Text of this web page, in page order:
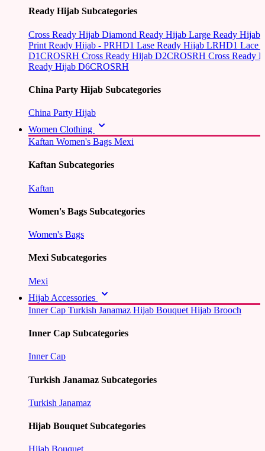
Ready Hijab Subcategories
Cross Ready Hijab Diamond Ready Hijab Large Ready Hijab
Print Ready Hijab - PRHD1 Lase Ready Hijab LRHD1 Lace
D1CROSRH Cross Ready Hijab D2CROSRH Cross Ready
Ready Hijab D6CROSRH
China Party Hijab Subcategories
China Party Hijab
Women Clothing
Kaftan Women's Bags Mexi
Kaftan Subcategories
Kaftan
Women's Bags Subcategories
Women's Bags
Mexi Subcategories
Mexi
Hijab Accessories
Inner Cap Turkish Janamaz Hijab Bouquet Hijab Brooch
Inner Cap Subcategories
Inner Cap
Turkish Janamaz Subcategories
Turkish Janamaz
Hijab Bouquet Subcategories